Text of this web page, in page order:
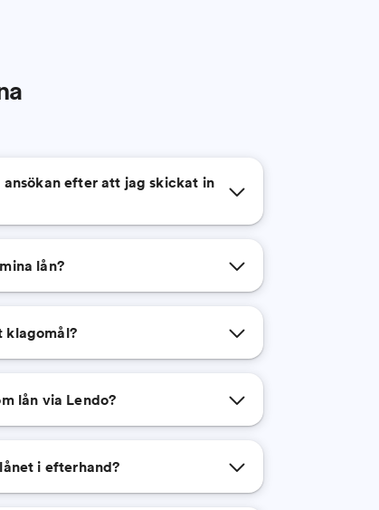
efter att jag skickat in
lån?
klagomål?
lån via Lendo?
i efterhand?